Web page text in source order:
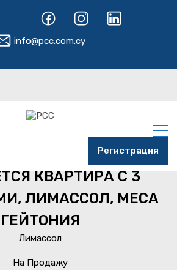
info@pcc.com.cy
Регистрация
Меса Гейтония
КВАРТИРА С 3
ЛИМАССОЛ, МЕСА
ГЕЙТОНИЯ
Лимассол
На Продажу